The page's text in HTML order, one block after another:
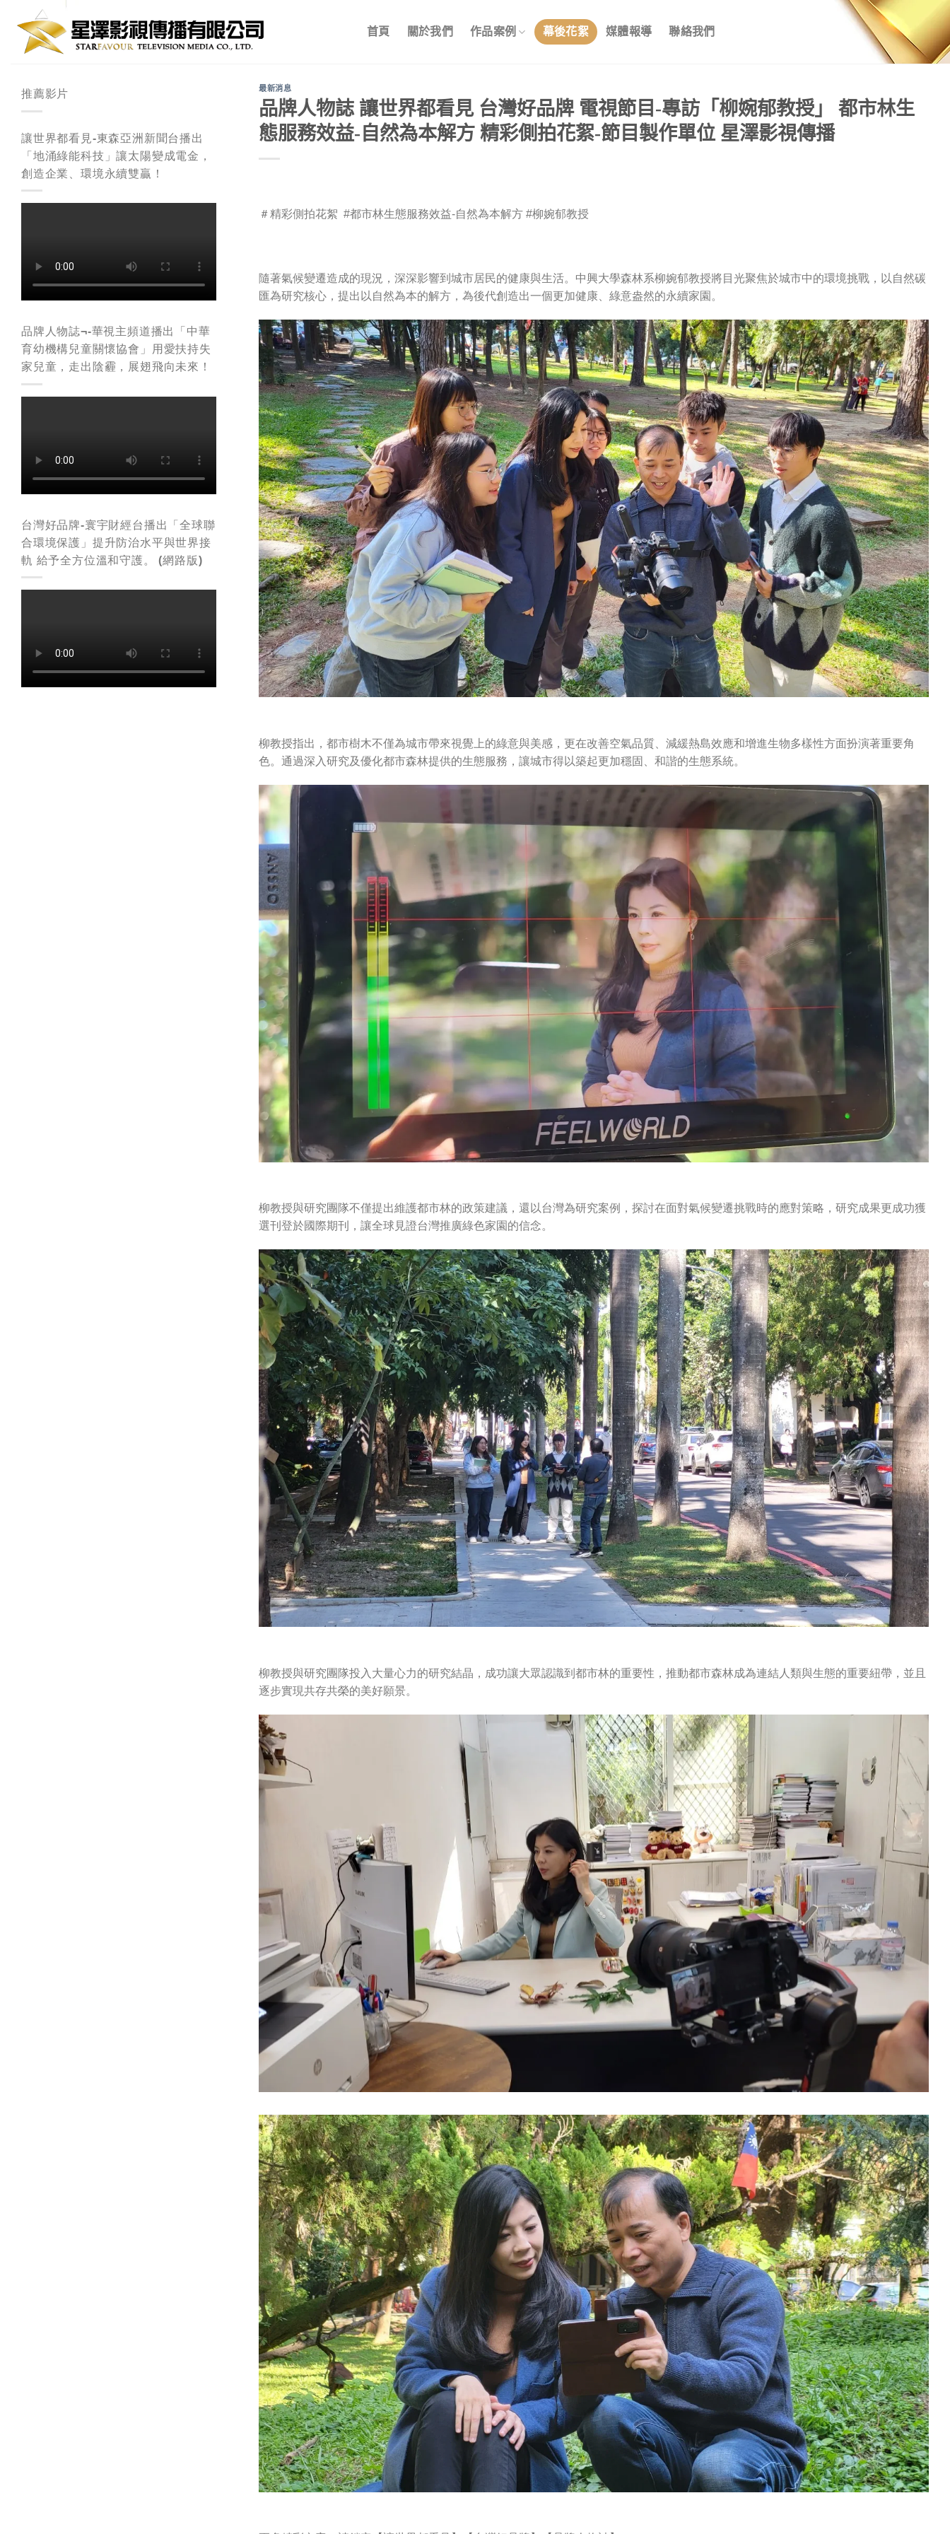
content
首頁 關於我們 作品案例 幕後花絮 媒體報導 聯絡我們
推薦影片
讓世界都看見-東森亞洲新聞台播出
「地涌綠能科技」讓太陽變成電金，
創造企業、環境永續雙贏！
品牌人物誌¬-華視主頻道播出「中華
育幼機構兒童關懷協會」用愛扶持失
家兒童，走出陰霾，展翅飛向未來！
台灣好品牌-寰宇財經台播出「全球聯
合環境保護」提升防治水平與世界接
軌 給予全方位溫和守護。 (網路版)
最新消息
品牌人物誌 讓世界都看見 台灣好品牌 電視節目-專訪「柳婉郁教授」 都市林生
態服務效益-自然為本解方 精彩側拍花絮-節目製作單位 星澤影視傳播
＃精彩側拍花絮 #都市林生態服務效益-自然為本解方 #柳婉郁教授
隨著氣候變遷造成的現況，深深影響到城市居民的健康與生活。中興大學森林系柳婉郁教授將目光聚焦於城市中的環境挑戰，以自然碳
匯為研究核心，提出以自然為本的解方，為後代創造出一個更加健康、綠意盎然的永續家園。
柳教授指出，都市樹木不僅為城市帶來視覺上的綠意與美感，更在改善空氣品質、減緩熱島效應和增進生物多樣性方面扮演著重要角
色。通過深入研究及優化都市森林提供的生態服務，讓城市得以築起更加穩固、和諧的生態系統。
柳教授與研究團隊不僅提出維護都市林的政策建議，還以台灣為研究案例，探討在面對氣候變遷挑戰時的應對策略，研究成果更成功獲
選刊登於國際期刊，讓全球見證台灣推廣綠色家園的信念。
柳教授與研究團隊投入大量心力的研究結晶，成功讓大眾認識到都市林的重要性，推動都市森林成為連結人類與生態的重要紐帶，並且
逐步實現共存共榮的美好願景。